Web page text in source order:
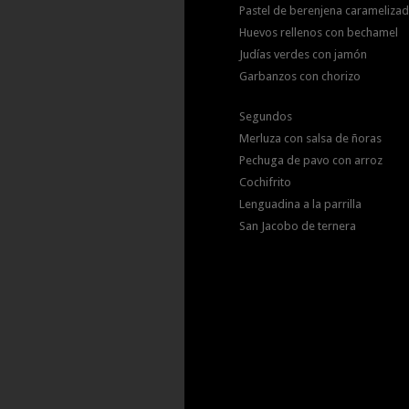
Pastel de berenjena
Huevos rellenos con bechamel
Judías verdes con jamón
Garbanzos con chorizo
Segundos
Merluza con salsa de ñoras
Pechuga de pavo con arroz
Cochifrito
Lenguadina a la parrilla
San Jacobo de ternera